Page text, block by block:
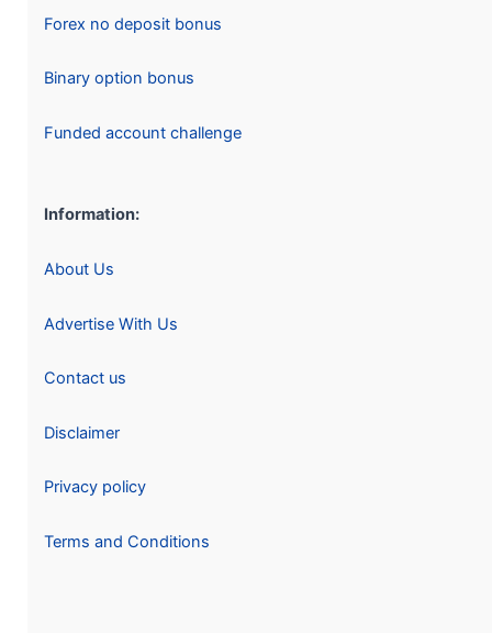
Forex no deposit bonus
Binary option bonus
Funded account challenge
Information:
About Us
Advertise With Us
Contact us
Disclaimer
Privacy policy
Terms and Conditions